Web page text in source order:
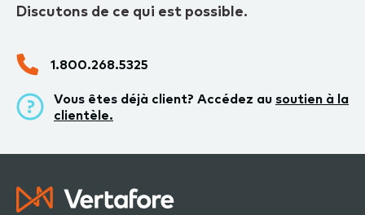
Discutons de ce qui est possible.
1.800.268.5325
Vous êtes déjà client? Accédez au soutien à la
clientèle.